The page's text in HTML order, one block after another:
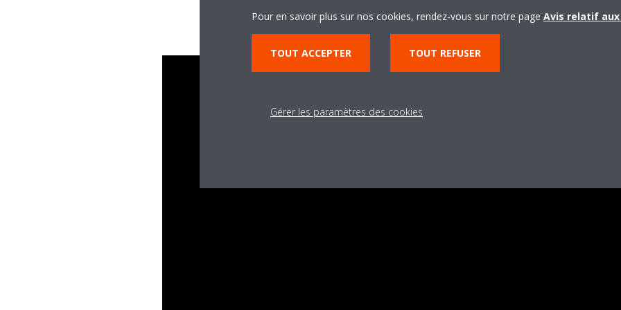
Pour en savoir plus sur nos cookies, rendez-vous sur notre page Avis relatif
TOUT ACCEPTER TOUT REFUSER
Gérer les paramètres des cookies